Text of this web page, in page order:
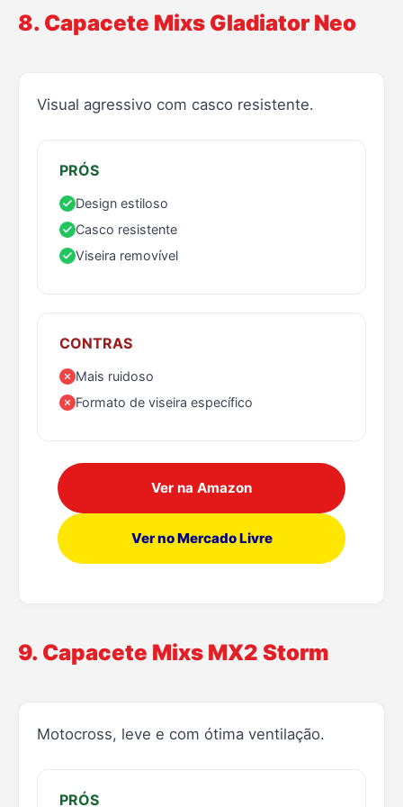
8. Capacete Mixs Gladiator Neo
Visual agressivo com casco resistente.
PRÓS
Design estiloso
Casco resistente
Viseira removível
CONTRAS
Mais ruidoso
Formato de viseira específico
Ver na Amazon
Ver no Mercado Livre
9. Capacete Mixs MX2 Storm
Motocross, leve e com ótima ventilação.
PRÓS